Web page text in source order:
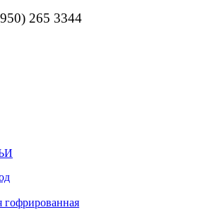
265 3344